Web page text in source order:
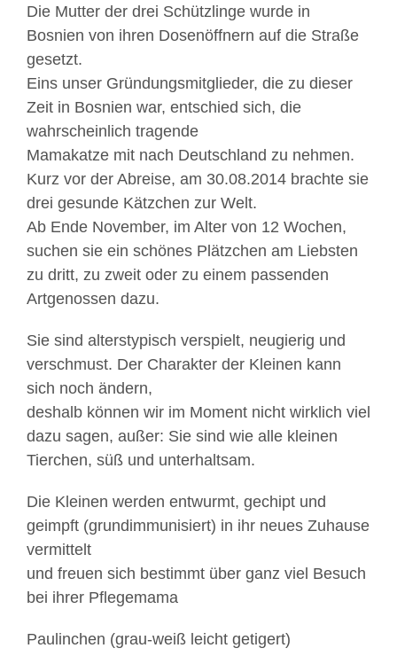
Die Mutter der drei Schützlinge wurde in
Bosnien von ihren Dosenöffnern auf die Straße
gesetzt.
Eins unser Gründungsmitglieder, die zu dieser
Zeit in Bosnien war, entschied sich, die
wahrscheinlich tragende
Mamakatze mit nach Deutschland zu nehmen.
Kurz vor der Abreise, am 30.08.2014 brachte sie
drei gesunde Kätzchen zur Welt.
Ab Ende November, im Alter von 12 Wochen,
suchen sie ein schönes Plätzchen am Liebsten
zu dritt, zu zweit oder zu einem passenden
Artgenossen dazu.
Sie sind alterstypisch verspielt, neugierig und
verschmust. Der Charakter der Kleinen kann
sich noch ändern,
deshalb können wir im Moment nicht wirklich viel
dazu sagen, außer: Sie sind wie alle kleinen
Tierchen, süß und unterhaltsam.
Die Kleinen werden entwurmt, gechipt und
geimpft (grundimmunisiert) in ihr neues Zuhause
vermittelt
und freuen sich bestimmt über ganz viel Besuch
bei ihrer Pflegemama
Paulinchen (grau-weiß leicht getigert)